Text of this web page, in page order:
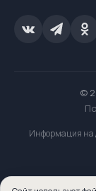
©
Информация на